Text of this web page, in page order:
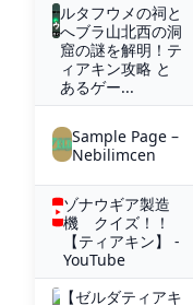
ルタフウメの祠と
へブラ山北西の洞
窟の謎を解明！テ
ィアキン攻略 と
あるゲー...
Sample Page –
Nebilimcen
ゾナウギア製造
機 クイズ！！
【ティアキン】 -
YouTube
【ゼルダティアキ